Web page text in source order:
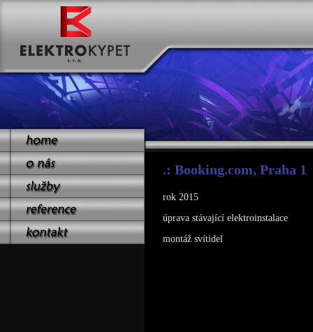
.: Booking.com, Praha 1
rok 2015
úprava stávající elektroinstalace
montáž svítidel